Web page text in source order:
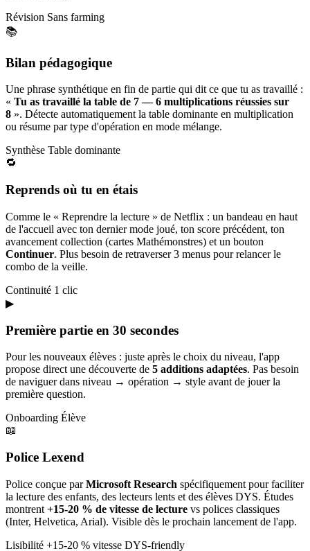
Révision Sans farming
📚
Bilan pédagogique
Une phrase synthétique en fin de partie qui dit ce que tu as travaillé :
« Tu as travaillé la table de 7 — 6 multiplications réussies sur
8 ». Détecte automatiquement la table dominante en multiplication
ou résume par type d'opération en mode mélange.
Synthèse Table dominante
🔁
Reprends où tu en étais
Comme le « Reprendre la lecture » de Netflix : un bandeau en haut
de l'accueil avec ton dernier mode joué, ton score précédent, ton
avancement collection (cartes Mathémonstres) et un bouton
Continuer. Plus besoin de retraverser 3 menus pour relancer le
combo de la veille.
Continuité 1 clic
▶
Première partie en 30 secondes
Pour les nouveaux élèves : juste après le choix du niveau, l'app
propose direct une découverte de 5 additions adaptées. Pas besoin
de naviguer dans niveau → opération → style avant de jouer la
première question.
Onboarding Élève
📖
Police Lexend
Police conçue parMicrosoft Research spécifiquement pour faciliter
la lecture des enfants, des lecteurs lents et des élèves DYS. Études
montrent +15-20 % de vitesse de lecture vs polices classiques
(Inter, Helvetica, Arial). Visible dès le prochain lancement de l'app.
Lisibilité +15-20 % vitesse DYS-friendly